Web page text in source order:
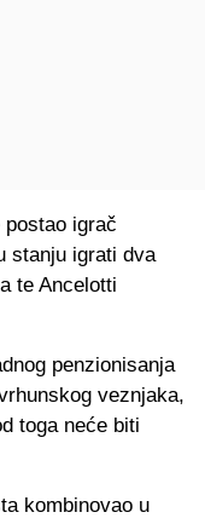
igrač
stanju igrati dva
te Ancelotti
penzionisanja
veznjaka,
toga neće biti
kombinovao u